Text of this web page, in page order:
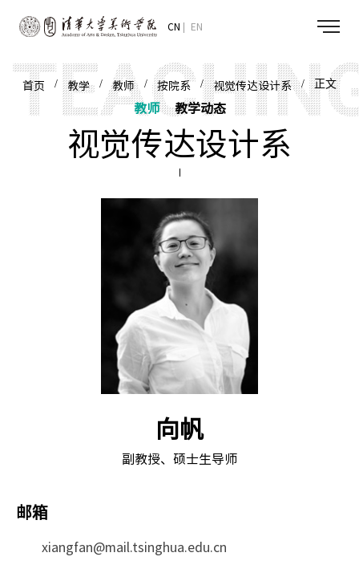
CN EN
首页 /教学/教师/按院系 /视觉传达设计系/ 正文
教师 教学动态
视觉传达设计系
向帆
副教授、硕士生导师
邮箱
xiangfan@mail.tsinghua.edu.cn